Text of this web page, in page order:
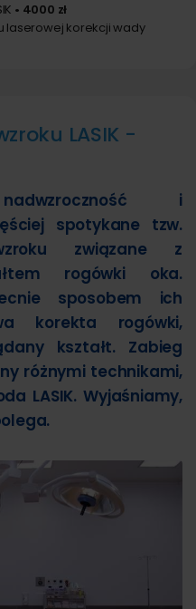
• 4000 zł
laserowej korekcji wady
LASIK -
nadwzroczność i
spotykane tzw.
związane z
rogówki oka.
sposobem ich
korekta rogówki,
kształt. Zabieg
różnymi technikami,
LASIK. Wyjaśniamy,